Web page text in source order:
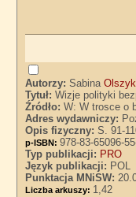
Autorzy:SabinaOlszyk
Tytuł:Wizje polityki
Źródło:W: W trosce o
Adres wydawniczy:
Opis fizyczny:S. 91-
p-ISBN:978-83-65096-
Typ publikacji: PRO
Język publikacji: POL
Punktacja MNiSW:
Liczba arkuszy: 1,42